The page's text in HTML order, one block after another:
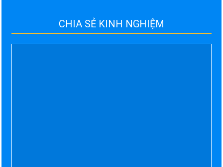
CHIA SẺ KINH NGHIỆM